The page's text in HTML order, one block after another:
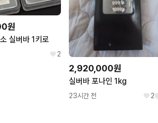
원
실버바 1키로
2
2,920,000원
실버바 포나인 1kg
23시간 전 2